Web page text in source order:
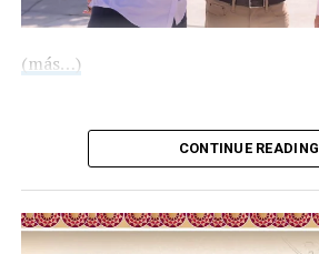
(más…)
CONTINUE READING